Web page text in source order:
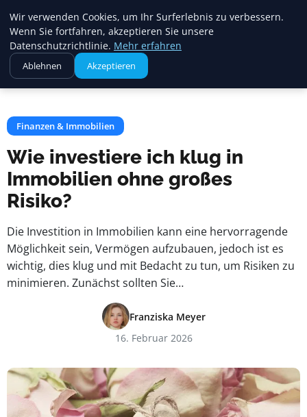
Crema Gelato
Startseite
Finanzen & Immobilien
Wie investiere ich klug in Immobilien ohne großes Risiko?
Finanzen & Immobilien
Wie investiere ich klug in
Immobilien ohne großes
Risiko?
Die Investition in Immobilien kann eine hervorragende
Möglichkeit sein, Vermögen aufzubauen, jedoch ist es
wichtig, dies klug und mit Bedacht zu tun, um Risiken zu
minimieren. Zunächst sollten Sie…
Franziska Meyer
16. Februar 2026
Wir verwenden Cookies, um Ihr Surferlebnis zu verbessern.
Wenn Sie fortfahren, akzeptieren Sie unsere
Datenschutzrichtlinie. Mehr erfahren
Ablehnen Akzeptieren